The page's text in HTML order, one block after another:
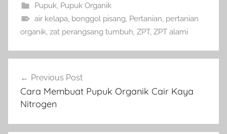
Pupuk, Pupuk Organik
air kelapa, bonggol pisang, Pertanian, pertanian
organik, zat perangsang tumbuh, ZPT, ZPT alami
pos
Previous Post
Cara Membuat Pupuk Organik Cair Kaya
Nitrogen